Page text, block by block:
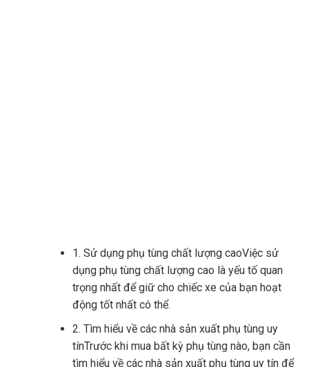
1. Sử dụng phụ tùng chất lượng caoViệc sử
dụng phụ tùng chất lượng cao là yếu tố quan
trọng nhất để giữ cho chiếc xe của bạn hoạt
động tốt nhất có thể.
2. Tìm hiểu về các nhà sản xuất phụ tùng uy
tínTrước khi mua bất kỳ phụ tùng nào, bạn cần
tìm hiểu về các nhà sản xuất phụ tùng uy tín để